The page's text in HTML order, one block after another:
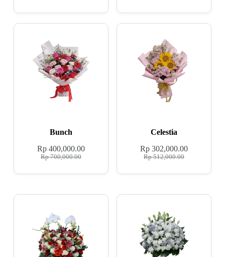
Bunch
Rp700,000.00
Rp400,000.00
Celestia
Rp512,000.00
Rp 302,000.00